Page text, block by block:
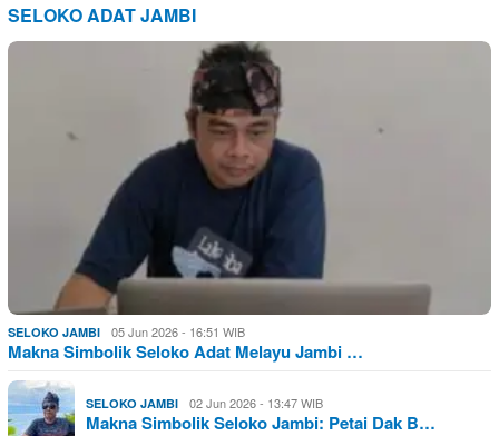
SELOKO ADAT JAMBI
SELOKO JAMBI 05 Jun 2026 - 16:51 WIB
Makna Simbolik Seloko Adat Melayu Jambi …
SELOKO JAMBI 02 Jun 2026 - 13:47 WIB
Makna Simbolik Seloko Jambi: Petai Dak B…